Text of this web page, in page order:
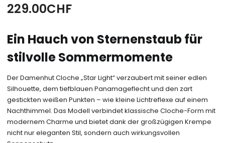
229.00CHF
Ein Hauch von Sternenstaub für
stilvolle Sommermomente
Der Damenhut Cloche „Star Light“ verzaubert mit seiner edlen
Silhouette, dem tiefblauen Panamageflecht und den zart
gestickten weißen Punkten – wie kleine Lichtreflexe auf einem
Nachthimmel. Das Modell verbindet klassische Cloche-Form mit
modernem Charme und bietet dank der großzügigen Krempe
nicht nur eleganten Stil, sondern auch wirkungsvollen